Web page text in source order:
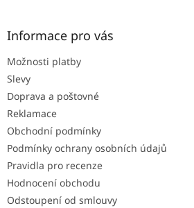
Informace pro vás
Možnosti platby
Slevy
Doprava a poštovné
Reklamace
Obchodní podmínky
Podmínky ochrany osobních údajů
Pravidla pro recenze
Hodnocení obchodu
Odstoupení od smlouvy